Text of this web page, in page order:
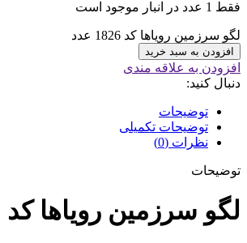
فقط 1 عدد در انبار موجود است
لگو سرزمین رویاها کد 1826 عدد
افزودن به سبد خرید
افزودن به علاقه مندی
دنبال کنید:
توضیحات
توضیحات تکمیلی
نظرات (0)
توضیحات
لگو سرزمین رویاها کد 1826